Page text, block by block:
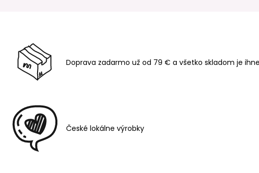
Doprava zadarmo už od 79 € a všetko skladom je
České lokálne výrobky